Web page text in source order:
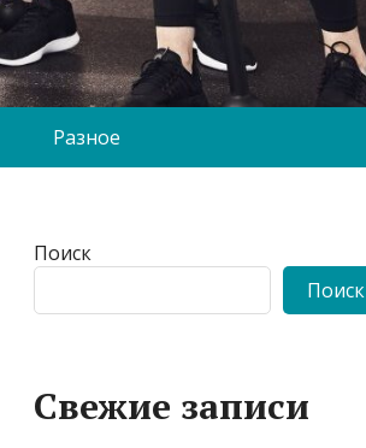
Разное
Поиск
Поиск
Свежие записи